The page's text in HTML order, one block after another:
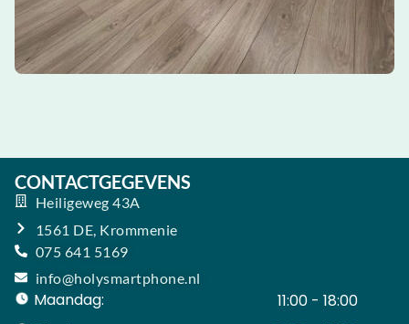
CONTACTGEGEVENS
Heiligeweg 43A
1561 DE, Krommenie
075 641 5169
info@holysmartphone.nl
Maandag:
11:00 - 18:00